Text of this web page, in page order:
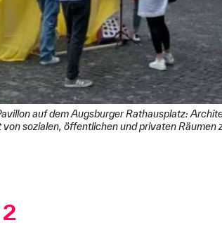
auf dem Augsburger Rathausplatz:
sozialen, öffentlichen und privaten Räumen